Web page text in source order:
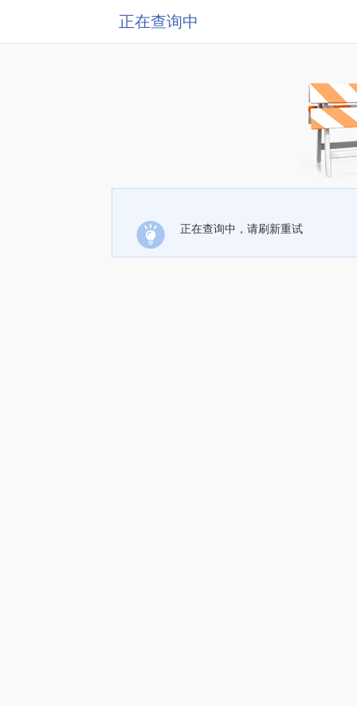
正在查询中
正在查询中，请刷新重试